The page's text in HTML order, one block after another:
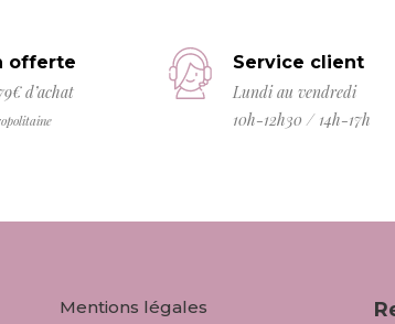
offerte
d’achat
Service client
Lundi au vendredi
10h-12h30 / 14h-17h
Mentions légales